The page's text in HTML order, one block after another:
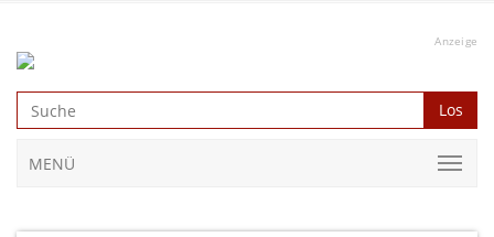
Anzeige
Los
MENÜ